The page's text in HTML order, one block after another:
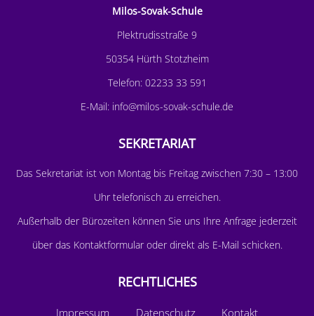
Milos-Sovak-Schule
Plektrudisstraße 9
50354 Hürth Stotzheim
Telefon:02233 33 591
E-Mail: info@milos-sovak-schule.de
SEKRETARIAT
Das Sekretariat ist von Montag bis Freitag zwischen 7:30 – 13:00
Uhr telefonisch zu erreichen.
Außerhalb der Bürozeiten können Sie uns Ihre Anfrage jederzeit
über das Kontaktformularoder direkt als E-Mail schicken.
RECHTLICHES
Impressum Datenschutz Kontakt